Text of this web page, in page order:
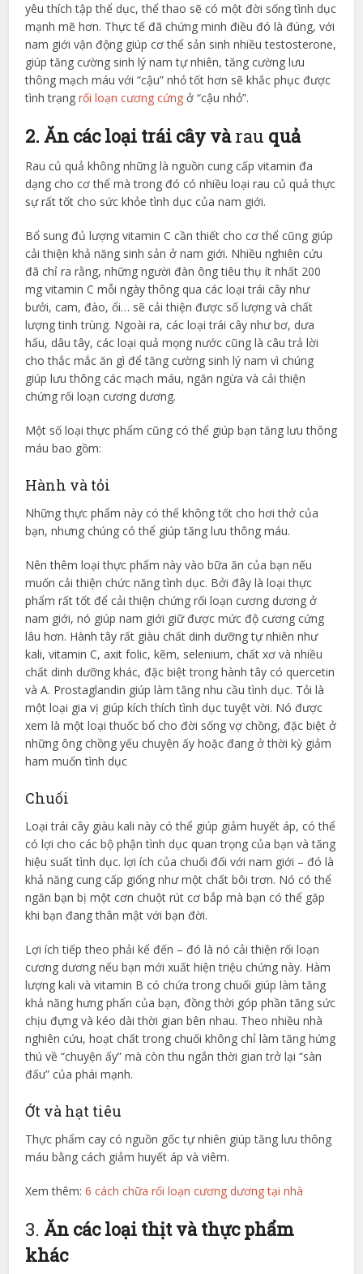
yêu thích tập thể dục, thể thao sẽ có một đời sống tình dục
mạnh mẽ hơn. Thực tế đã chứng minh điều đó là đúng, với
nam giới vận động giúp cơ thể sản sinh nhiều testosterone,
giúp tăng cường sinh lý nam tự nhiên, tăng cường lưu
thông mạch máu với “cậu” nhỏ tốt hơn sẽ khắc phục được
tình trạngrối loạn cương cứng ở “cậu nhỏ”.
2. Ăn các loại trái cây vàrau quả
Rau củ quả không những là nguồn cung cấp vitamin đa
dạng cho cơ thể mà trong đó có nhiều loại rau củ quả thực
sự rất tốt cho sức khỏe tình dục của nam giới.
Bổ sung đủ lượng vitamin C cần thiết cho cơ thể cũng giúp
cải thiện khả năng sinh sản ở nam giới. Nhiều nghiên cứu
đã chỉ ra rằng, những người đàn ông tiêu thụ ít nhất 200
mg vitamin C mỗi ngày thông qua các loại trái cây như
bưởi, cam, đào, ổi… sẽ cải thiện được số lượng và chất
lượng tinh trùng. Ngoài ra, các loại trái cây như bơ, dưa
hấu, dâu tây, các loại quả mọng nước cũng là câu trả lời
cho thắc mắc ăn gì để tăng cường sinh lý nam vì chúng
giúp lưu thông các mạch máu, ngăn ngừa và cải thiện
chứng rối loạn cương dương.
Một số loại thực phẩm cũng có thể giúp bạn tăng lưu thông
máu bao gồm:
Hành và tỏi
Những thực phẩm này có thể không tốt cho hơi thở của
bạn, nhưng chúng có thể giúp tăng lưu thông máu.
Nên thêm loại thực phẩm này vào bữa ăn của bạn nếu
muốn cải thiện chức năng tình dục. Bởi đây là loại thực
phẩm rất tốt để cải thiện chứng rối loạn cương dương ở
nam giới, nó giúp nam giới giữ được mức độ cương cứng
lâu hơn. Hành tây rất giàu chất dinh dưỡng tự nhiên như
kali, vitamin C, axit folic, kẽm, selenium, chất xơ và nhiều
chất dinh dưỡng khác, đặc biệt trong hành tây có quercetin
và A. Prostaglandin giúp làm tăng nhu cầu tình dục. Tỏi là
một loại gia vị giúp kích thích tình dục tuyệt vời. Nó được
xem là một loại thuốc bổ cho đời sống vợ chồng, đặc biệt ở
những ông chồng yếu chuyện ấy hoặc đang ở thời kỳ giảm
ham muốn tình dục
Chuối
Loại trái cây giàu kali này có thể giúp giảm huyết áp, có thể
có lợi cho các bộ phận tình dục quan trọng của bạn và tăng
hiệu suất tình dục. lợi ích của chuối đối với nam giới – đó là
khả năng cung cấp giống như một chất bôi trơn. Nó có thể
ngăn bạn bị một cơn chuột rút cơ bắp mà bạn có thể gặp
khi bạn đang thân mật với bạn đời.
Lợi ích tiếp theo phải kể đến – đó là nó cải thiện rối loạn
cương dương nếu bạn mới xuất hiện triệu chứng này. Hàm
lượng kali và vitamin B có chứa trong chuối giúp làm tăng
khả năng hưng phấn của bạn, đồng thời góp phần tăng sức
chịu đựng và kéo dài thời gian bên nhau. Theo nhiều nhà
nghiên cứu, hoạt chất trong chuối không chỉ làm tăng hứng
thú về “chuyện ấy” mà còn thu ngắn thời gian trở lại “sàn
đấu” của phái mạnh.
Ớt và hạt tiêu
Thực phẩm cay có nguồn gốc tự nhiên giúp tăng lưu thông
máu bằng cách giảm huyết áp và viêm.
Xem thêm:6 cách chữa rối loạn cương dương tại nhà
3.Ăn các loại thịt và thực phẩm
khác